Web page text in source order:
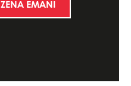
IZENA EMAN!